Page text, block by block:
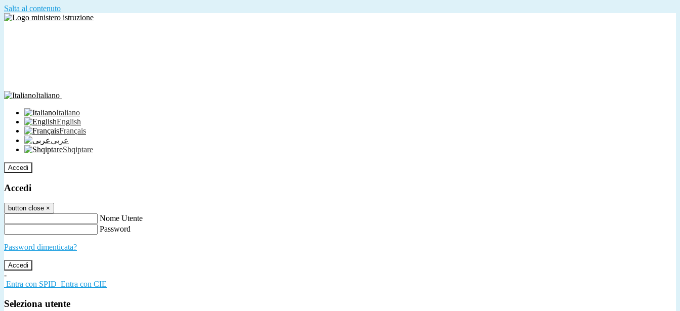
Salta al contenuto
Italiano
Italiano
English
Français
عربى
Shqiptare
Accedi
Accedi
button close ×
Nome Utente
Password
Password dimenticata?
-
Entra con SPID Entra con CIE
Seleziona utente